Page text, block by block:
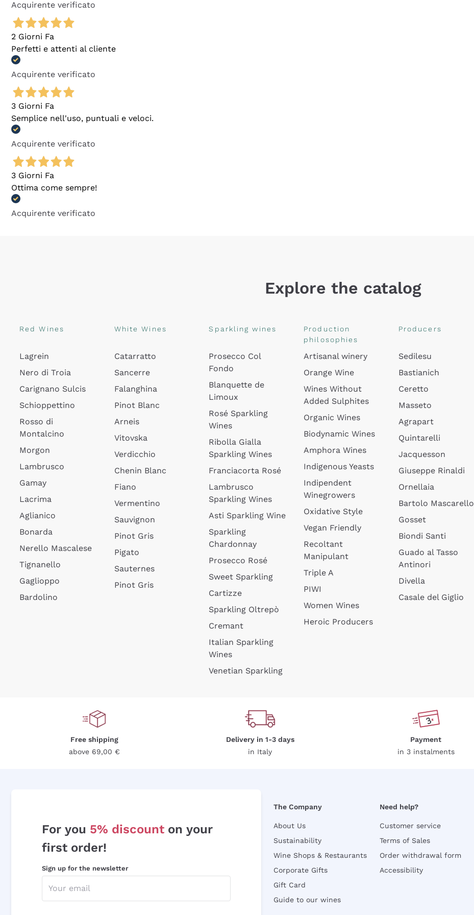
Acquirente verificato
2 Giorni Fa
Perfetti e attenti al cliente
Acquirente verificato
3 Giorni Fa
Semplice nell'uso, puntuali e veloci.
Acquirente verificato
3 Giorni Fa
Ottima come sempre!
Acquirente verificato
Explore the catalog
Red Wines
Lagrein
Nero di Troia
Carignano Sulcis
Schioppettino
Rosso di
Montalcino
Morgon
Lambrusco
Gamay
Lacrima
Aglianico
Bonarda
Nerello Mascalese
Tignanello
Gaglioppo
Bardolino
White Wines
Catarratto
Sancerre
Falanghina
Pinot Blanc
Arneis
Vitovska
Verdicchio
Chenin Blanc
Fiano
Vermentino
Sauvignon
Pinot Gris
Pigato
Sauternes
Pinot Gris
Sparkling wines
Prosecco Col
Fondo
Blanquette de
Limoux
Rosé Sparkling
Wines
Ribolla Gialla
Sparkling Wines
Franciacorta Rosé
Lambrusco
Sparkling Wines
Asti Sparkling Wine
Sparkling
Chardonnay
Prosecco Rosé
Sweet Sparkling
Cartizze
Sparkling Oltrepò
Cremant
Italian Sparkling
Wines
Venetian Sparkling
Production
philosophies
Artisanal winery
Orange Wine
Wines Without
Added Sulphites
Organic Wines
Biodynamic Wines
Amphora Wines
Indigenous Yeasts
Indipendent
Winegrowers
Oxidative Style
Vegan Friendly
Recoltant
Manipulant
Triple A
PIWI
Women Wines
Heroic Producers
Producers
Sedilesu
Bastianich
Ceretto
Masseto
Agrapart
Quintarelli
Jacquesson
Giuseppe Rinaldi
Ornellaia
Bartolo Mascarello
Gosset
Biondi Santi
Guado al Tasso
Antinori
Divella
Casale del Giglio
Free shipping
above 69,00 €
Delivery in 1-3 days
in Italy
Payment
in 3 instalments
For you 5% discount on your
first order!
Sign up for the newsletter
The Company
About Us
Sustainability
Wine Shops & Restaurants
Corporate Gifts
Gift Card
Guide to our wines
Need help?
Customer service
Terms of Sales
Order withdrawal form
Accessibility